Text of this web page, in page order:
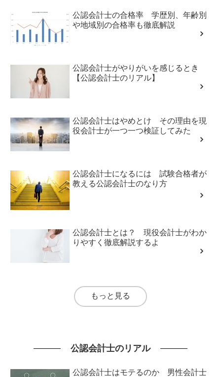
公認会計士の合格率 学歴別、年齢別
や地域別の合格率も徹底解説
公認会計士がやりがいを感じるとき
【公認会計士のリアル】
公認会計士はやめとけ その理由を現
役会計士が一つ一つ検証してみた
公認会計士になるには 試験合格者が
教える公認会計士のなり方
公認会計士とは？ 現役会計士がわか
りやすく徹底解説するよ
もっと見る
公認会計士のリアル
公認会計士はモテるのか 男性会計士